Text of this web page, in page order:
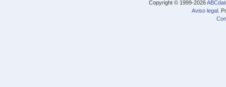
Copyright © 1999-2026
Aviso legal .